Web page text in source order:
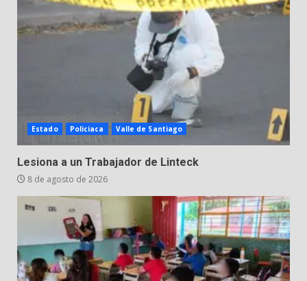
Valle de Santiago refuerza
seguridad con nuevas unidades
7 de agosto de 2026
7
Los Pastores: tradición que
6 de agosto de 2026
Estado Policiaca Valle de Santiago
Lesiona a un Trabajador de Linteck
8 de agosto de 2026